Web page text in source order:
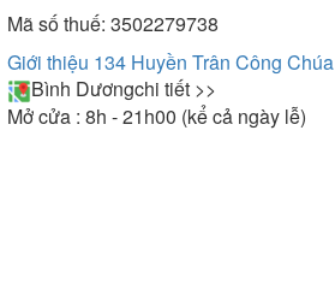
Mã số thuế: 3502279738
Giới thiệu 134 Huyền Trân Công Chúa
Bình Dươngchi tiết >>
Mở cửa : 8h - 21h00 (kể cả ngày lễ)